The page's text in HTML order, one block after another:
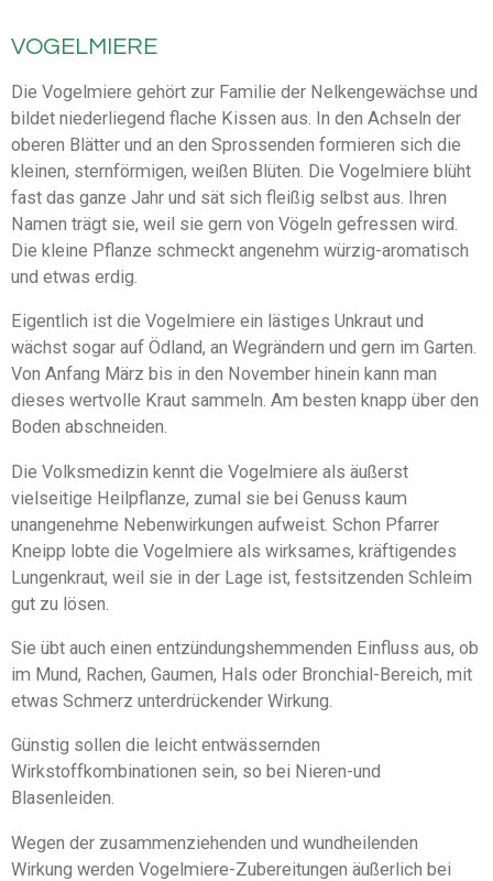
VOGELMIERE
Die Vogelmiere gehört zur Familie der Nelkengewächse und
bildet niederliegend flache Kissen aus. In den Achseln der
oberen Blätter und an den Sprossenden formieren sich die
kleinen, sternförmigen, weißen Blüten. Die Vogelmiere blüht
fast das ganze Jahr und sät sich fleißig selbst aus. Ihren
Namen trägt sie, weil sie gern von Vögeln gefressen wird.
Die kleine Pflanze schmeckt angenehm würzig-aromatisch
und etwas erdig.
Eigentlich ist die Vogelmiere ein lästiges Unkraut und
wächst sogar auf Ödland, an Wegrändern und gern im Garten.
Von Anfang März bis in den November hinein kann man
dieses wertvolle Kraut sammeln. Am besten knapp über den
Boden abschneiden.
Die Volksmedizin kennt die Vogelmiere als äußerst
vielseitige Heilpflanze, zumal sie bei Genuss kaum
unangenehme Nebenwirkungen aufweist. Schon Pfarrer
Kneipp lobte die Vogelmiere als wirksames, kräftigendes
Lungenkraut, weil sie in der Lage ist, festsitzenden Schleim
gut zu lösen.
Sie übt auch einen entzündungshemmenden Einfluss aus, ob
im Mund, Rachen, Gaumen, Hals oder Bronchial-Bereich, mit
etwas Schmerz unterdrückender Wirkung.
Günstig sollen die leicht entwässernden
Wirkstoffkombinationen sein, so bei Nieren-und
Blasenleiden.
Wegen der zusammenziehenden und wundheilenden
Wirkung werden Vogelmiere-Zubereitungen äußerlich bei